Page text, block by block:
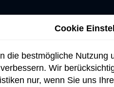
Cookie
die bestmögliche
Wir
nur, wenn Sie uns